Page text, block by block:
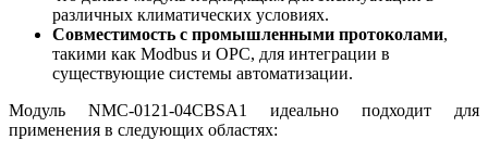
различных климатических условиях.
Совместимость с промышленными протоколами,
такими как Modbus и OPC, для интеграции в
существующие системы автоматизации.
Модуль NMC-0121-04CBSA1 идеально подходит для
применения в следующих областях: